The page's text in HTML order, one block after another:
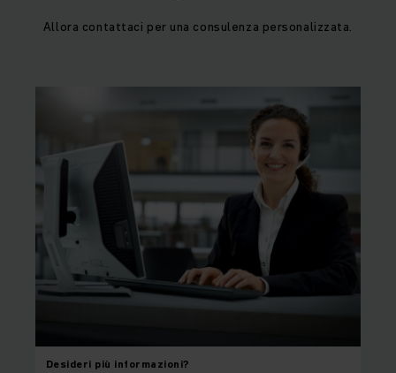
Allora contattaci per una consulenza personalizzata.
Desideri più informazioni?